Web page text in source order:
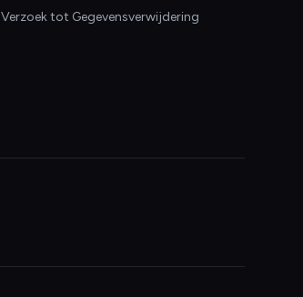
Verzoek tot Gegevensverwijdering